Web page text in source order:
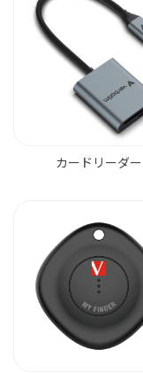
カードリーダー